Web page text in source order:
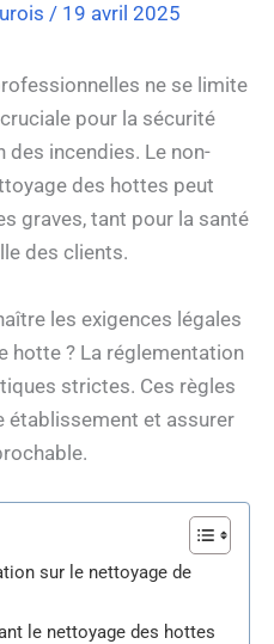
/ 19 avril 2025
ne se limite
pour la sécurité
des incendies. Le non-
des hottes peut
graves, tant pour la santé
des clients.
les exigences légales
hotte ? La réglementation
strictes. Ces règles
établissement et assurer
sur le nettoyage de
le nettoyage des hottes